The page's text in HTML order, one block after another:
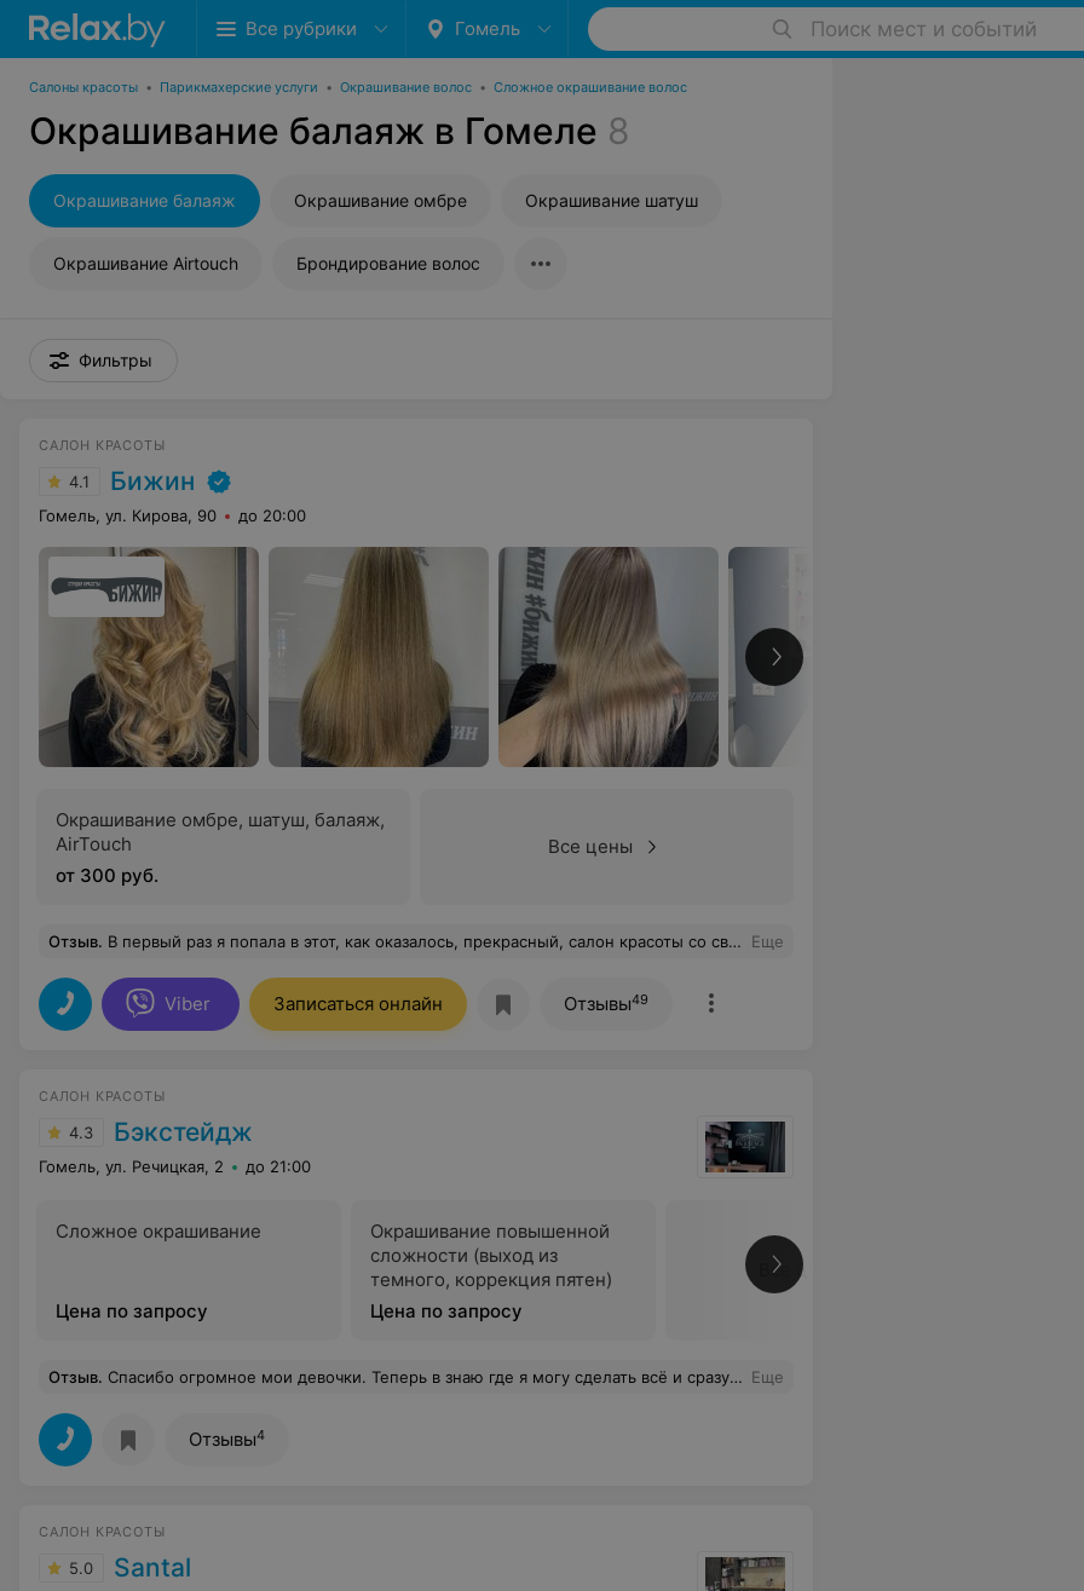
Все рубрики Гомель Поиск мест и событий
Салоны красоты • Парикмахерские услуги • Окрашивание волос • Сложное окрашивание волос
Окрашивание балаяж в Гомеле 8
Окрашивание балаяж Окрашивание омбре Окрашивание шатуш
Окрашивание Airtouch Брондирование волос
Фильтры
САЛОН КРАСОТЫ
4.1 Бижин
Гомель, ул. Кирова, 90 до 20:00
Окрашивание омбре, шатуш, балаяж,
AirTouch
от 300 руб.
Все цены
Отзыв. В первый раз я попала в этот, как оказалось, прекрасный, салон красоты со своей дочерью на прокол ушей, мастер своего дела Марина была на высоте, всё быстро качественно и внимательно. Затем прокол сделали и моей крестнице, опять же всё супер. Ну а потом я решила здесь окрасить волосы и сделать стрижку, мастер Алёна мне в этом отлично помогла, всё профессионально, качественно. Благодарю Алёна. И это ещё не всё, сегодня (29.11.21) прекрасная Галина, просто умничка мне произвела в технике балаяж окрас волос... Девочки, это просто бомба, очень рекомендую, и завершила все укладкой. В общем провела чудесно время, коллектив супер. Удачи вам девочки и конечно хороших, благодарных клиентов. Теперь я ваша клиентка) Еще
Viber Записаться онлайн Отзывы49
САЛОН КРАСОТЫ
4.3 Бэкстейдж
Гомель, ул. Речицкая, 2 до 21:00
Сложное окрашивание
Цена по запросу
Окрашивание повышенной
сложности (выход из
темного, коррекция пятен)
Цена по запросу
Все цены
Отзыв. Спасибо огромное мои девочки. Теперь в знаю где я могу сделать всё и сразу и посвятить себе любимой хоть целый день на красоту. Безумно довольна! И думаю скоро увидимся. Еще
Отзывы4
САЛОН КРАСОТЫ
5.0 Santal